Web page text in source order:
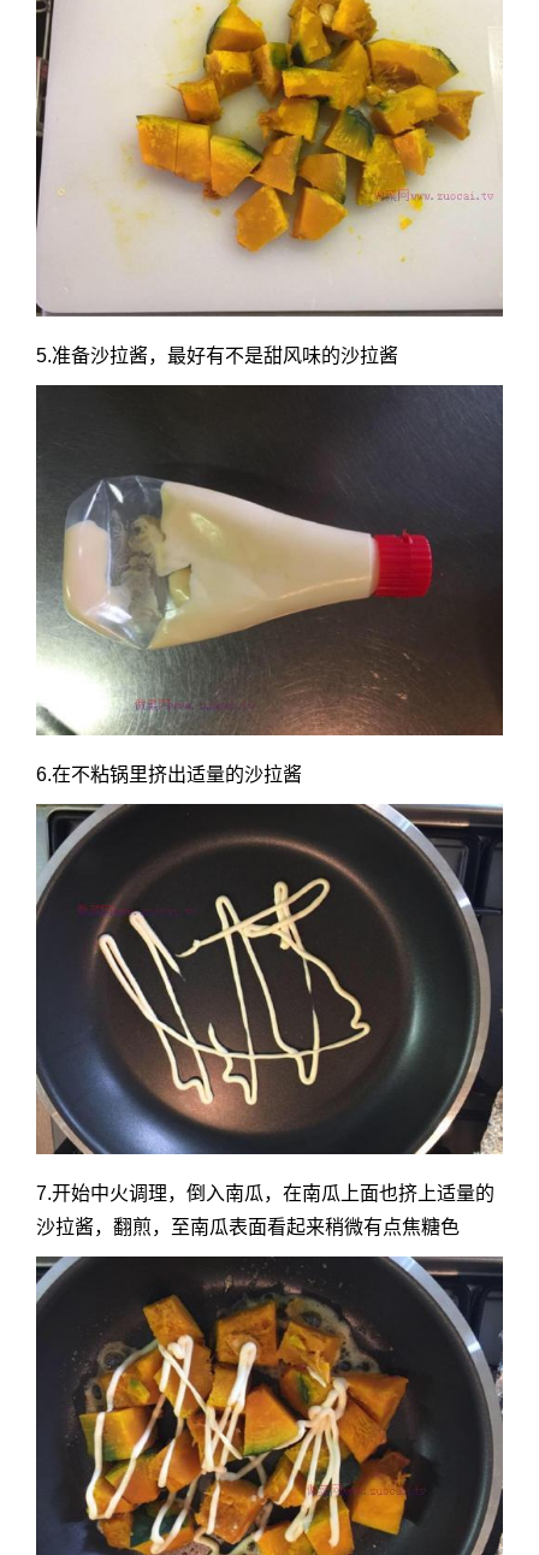
5.准备沙拉酱，最好有不是甜风味的沙拉酱
6.在不粘锅里挤出适量的沙拉酱
7.开始中火调理，倒入南瓜，在南瓜上面也挤上适量的
沙拉酱，翻煎，至南瓜表面看起来稍微有点焦糖色